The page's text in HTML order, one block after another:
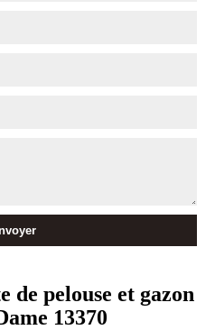
de pelouse et gazon
13370